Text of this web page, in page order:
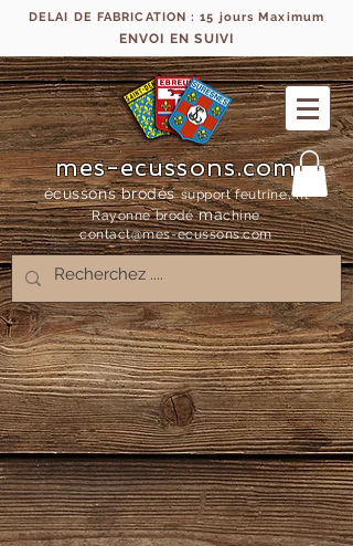
DELAI DE FABRICATION : 15 jours Maximum
ENVOI EN SUIVI
mes-ecussons.com
écussons brodés support feutrine, fil
Rayonne brodémachine
contact@mes-ecussons.com